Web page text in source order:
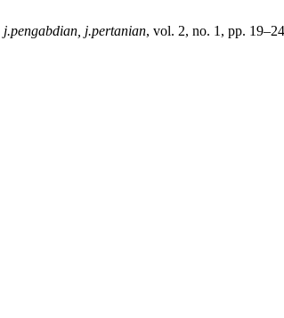
j.pengabdian, j.pertanian, vol. 2, no. 1, pp.